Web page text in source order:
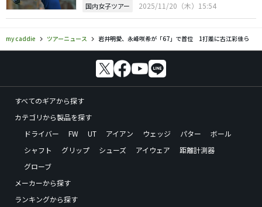
国内女子ツアー 2025/11/20（木）15:54
my caddie ツアーニュース 岩井明愛、永峰咲希が「67」で首位 1打差に古江彩佳ら
すべてのギアから探す
カテゴリから製品を探す
ドライバー
FW UT アイアン ウェッジ パター
ボール
シャフト
グリップ シューズ アイウェア
距離計測器
グローブ
メーカーから探す
ランキングから探す